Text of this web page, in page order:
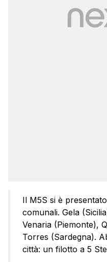
Il M5S si è
comunali. Gela
Venaria (Piemonte),
Torres (Sardegna).
città: un filotto a 5